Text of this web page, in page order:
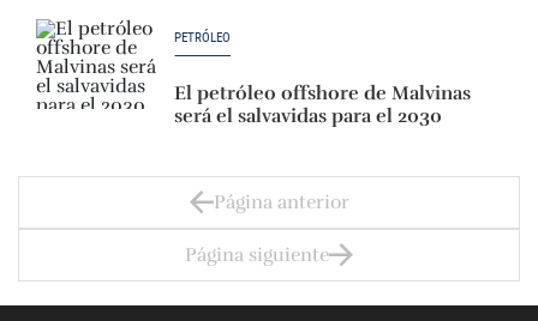
PETRÓLEO
El petróleo offshore de Malvinas
será el salvavidas para el 2030
Página anterior
Página siguiente